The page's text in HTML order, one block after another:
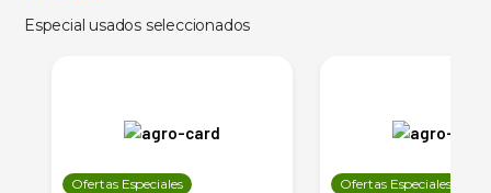
Especial usados seleccionados
Ofertas Especiales Ofertas Especiales